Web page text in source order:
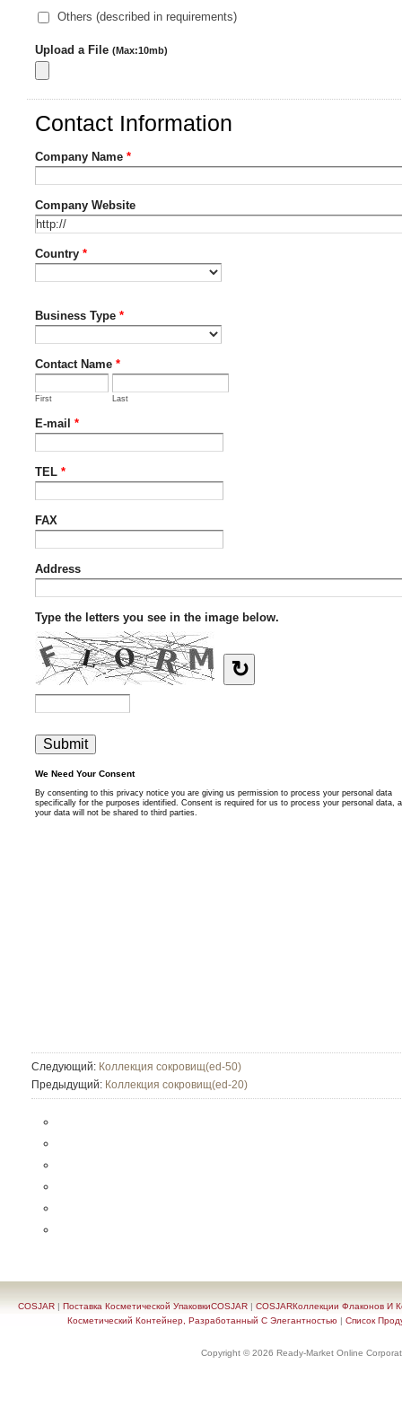
Следующий: Коллекция сокровищ(ed-50)
Предыдущий: Коллекция сокровищ(ed-20)
COSJAR | Поставка Косметической УпаковкиCOSJAR | COSJARКоллекции Флаконов И
Косметический Контейнер, Разработанный С Элегантностью | Список
Copyright © 2026 Ready-Market Online